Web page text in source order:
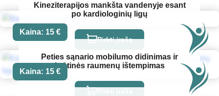
Kaina: 15 €
Kaina: 15 €
Kineziterapijos mankšta vandenyje esant
po kardiologinių ligų
Pirkti įrašą
Peties sąnario mobilumo didinimas ir
krūtinės raumenų ištempimas